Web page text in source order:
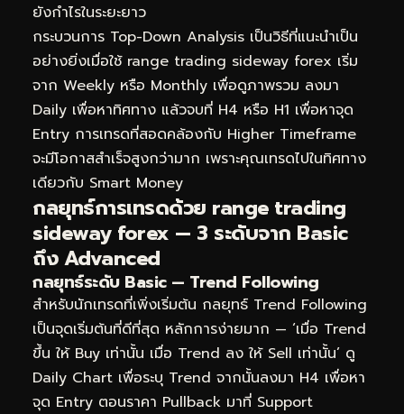
ยังกำไรในระยะยาว
กระบวนการ Top-Down Analysis เป็นวิธีที่แนะนำเป็น
อย่างยิ่งเมื่อใช้ range trading sideway forex เริ่ม
จาก Weekly หรือ Monthly เพื่อดูภาพรวม ลงมา
Daily เพื่อหาทิศทาง แล้วจบที่ H4 หรือ H1 เพื่อหาจุด
Entry การเทรดที่สอดคล้องกับ Higher Timeframe
จะมีโอกาสสำเร็จสูงกว่ามาก เพราะคุณเทรดไปในทิศทาง
เดียวกับ Smart Money
กลยุทธ์การเทรดด้วย range trading
sideway forex — 3 ระดับจาก Basic
ถึง Advanced
กลยุทธ์ระดับ Basic — Trend Following
สำหรับนักเทรดที่เพิ่งเริ่มต้น กลยุทธ์ Trend Following
เป็นจุดเริ่มต้นที่ดีที่สุด หลักการง่ายมาก — ‘เมื่อ Trend
ขึ้น ให้ Buy เท่านั้น เมื่อ Trend ลง ให้ Sell เท่านั้น’ ดู
Daily Chart เพื่อระบุ Trend จากนั้นลงมา H4 เพื่อหา
จุด Entry ตอนราคา Pullback มาที่ Support